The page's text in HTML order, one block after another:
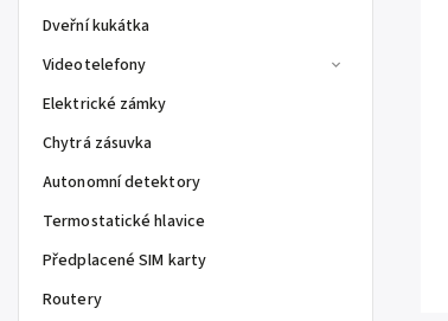
Dveřní kukátka
Videotelefony
Elektrické zámky
Chytrá zásuvka
Autonomní detektory
Termostatické hlavice
Předplacené SIM karty
Routery